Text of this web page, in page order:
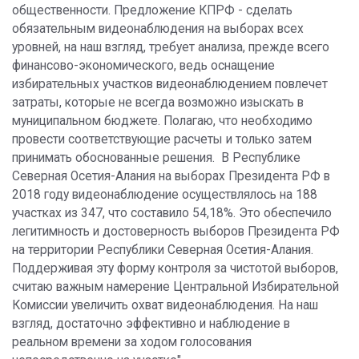
общественности. Предложение КПРФ - сделать
обязательным видеонаблюдения на выборах всех
уровней, на наш взгляд, требует анализа, прежде всего
финансово-экономического, ведь оснащение
избирательных участков видеонаблюдением повлечет
затраты, которые не всегда возможно изыскать в
муниципальном бюджете. Полагаю, что необходимо
провести соответствующие расчеты и только затем
принимать обоснованные решения. В Республике
Северная Осетия-Алания на выборах Президента РФ в
2018 году видеонаблюдение осуществлялось на 188
участках из 347, что составило 54,18%. Это обеспечило
легитимность и достоверность выборов Президента РФ
на территории Республики Северная Осетия-Алания.
Поддерживая эту форму контроля за чистотой выборов,
считаю важным намерение Центральной Избирательной
Комиссии увеличить охват видеонаблюдения. На наш
взгляд, достаточно эффективно и наблюдение в
реальном времени за ходом голосования